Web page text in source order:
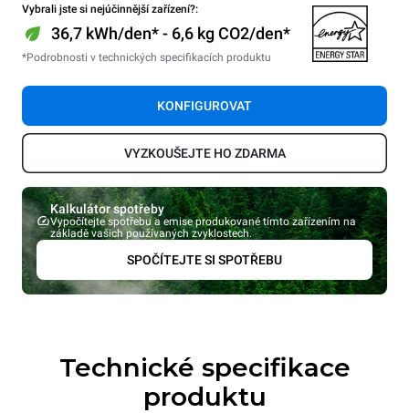
Vybrali jste si nejúčinnější zařízení?:
36,7 kWh/den* - 6,6 kg CO2/den*
*Podrobnosti v technických specifikacích produktu
KONFIGUROVAT
VYZKOUŠEJTE HO ZDARMA
Kalkulátor spotřeby
Vypočítejte spotřebu a emise produkované tímto zařízením na
základě vašich používaných zvyklostech.
SPOČÍTEJTE SI SPOTŘEBU
Technické specifikace
produktu